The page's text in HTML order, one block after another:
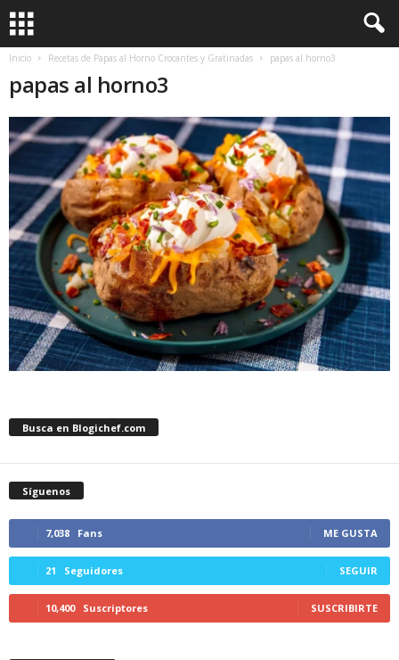
Inicio Recetas de Papas al Horno Crocantes y Gratinadas papas al horno3
papas al horno3
Busca en Blogichef.com
Síguenos
7,038 Fans ME GUSTA
21 Seguidores SEGUIR
10,400 Suscriptores SUSCRIBIRTE